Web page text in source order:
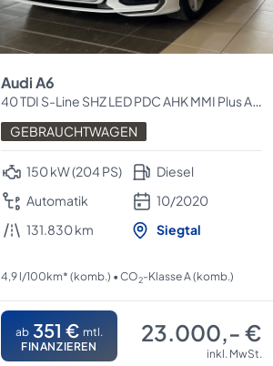
Audi A6
40 TDI S-Line SHZ LED PDC AHK MMI Plus ACC
GEBRAUCHTWAGEN
150 kW (204 PS)
Automatik
131.830 km
Diesel
10/2020
Siegtal
4,9 l/100km* (komb.) • CO2-Klasse A (komb.)
ab 351 € mtl.
FINANZIEREN
23.000,- €
inkl. MwSt.